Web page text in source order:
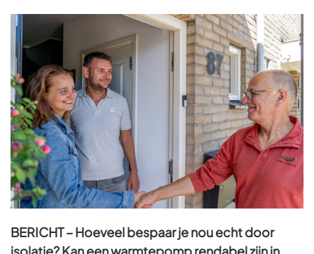
BERICHT – Hoeveel bespaar je nou echt door